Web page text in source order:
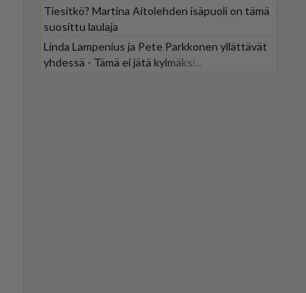
Tiesitkö? Martina Aitolehden isäpuoli on tämä
suosittu laulaja
Linda Lampenius ja Pete Parkkonen yllättävät
yhdessä - Tämä ei jätä kylmäksi...